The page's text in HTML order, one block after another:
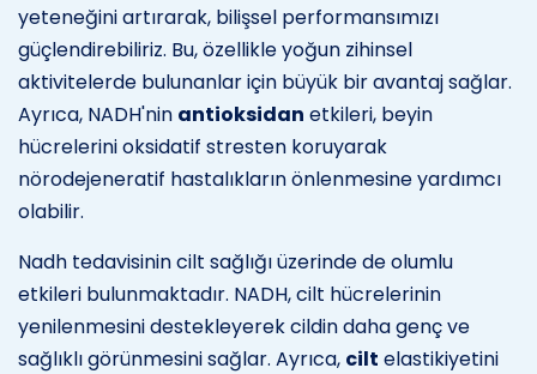
yeteneğini artırarak, bilişsel performansımızı
güçlendirebiliriz. Bu, özellikle yoğun zihinsel
aktivitelerde bulunanlar için büyük bir avantaj sağlar.
Ayrıca, NADH'nin antioksidan etkileri, beyin
hücrelerini oksidatif stresten koruyarak
nörodejeneratif hastalıkların önlenmesine yardımcı
olabilir.
Nadh tedavisinin cilt sağlığı üzerinde de olumlu
etkileri bulunmaktadır. NADH, cilt hücrelerinin
yenilenmesini destekleyerek cildin daha genç ve
sağlıklı görünmesini sağlar. Ayrıca, cilt elastikiyetini